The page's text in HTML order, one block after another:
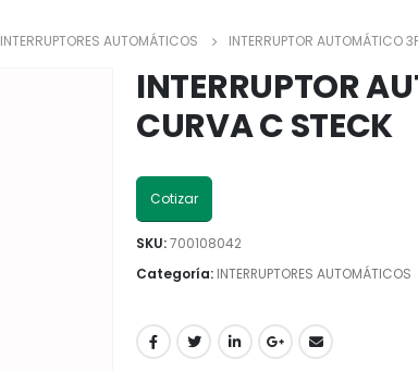
INTERRUPTORES AUTOMÁTICOS INTERRUPTOR AUTOMÁTICO
INTERRUPTOR
CURVA C STECK
Cotizar
SKU:700108042
Categoría: INTERRUPTORES AUTOMÁTICOS